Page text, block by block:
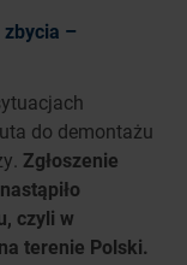
–
do demontażu
Zgłoszenie
czyli w
terenie Polski.